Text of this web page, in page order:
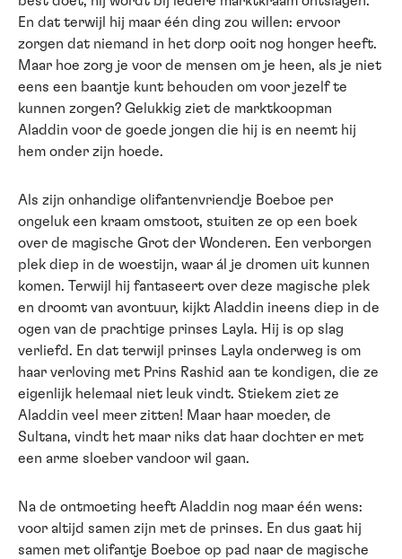
En dat terwijl hij maar één ding zou willen: ervoor
zorgen dat niemand in het dorp ooit nog honger heeft.
Maar hoe zorg je voor de mensen om je heen, als je niet
eens een baantje kunt behouden om voor jezelf te
kunnen zorgen? Gelukkig ziet de marktkoopman
Aladdin voor de goede jongen die hij is en neemt hij
hem onder zijn hoede.
Als zijn onhandige olifantenvriendje Boeboe per
ongeluk een kraam omstoot, stuiten ze op een boek
over de magische Grot der Wonderen. Een verborgen
plek diep in de woestijn, waar ál je dromen uit kunnen
komen. Terwijl hij fantaseert over deze magische plek
en droomt van avontuur, kijkt Aladdin ineens diep in de
ogen van de prachtige prinses Layla. Hij is op slag
verliefd. En dat terwijl prinses Layla onderweg is om
haar verloving met Prins Rashid aan te kondigen, die ze
eigenlijk helemaal niet leuk vindt. Stiekem ziet ze
Aladdin veel meer zitten! Maar haar moeder, de
Sultana, vindt het maar niks dat haar dochter er met
een arme sloeber vandoor wil gaan.
Na de ontmoeting heeft Aladdin nog maar één wens:
voor altijd samen zijn met de prinses. En dus gaat hij
samen met olifantje Boeboe op pad naar de magische